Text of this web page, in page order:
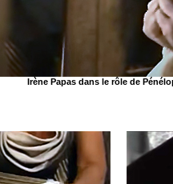
Irène Papas dans le rôle de